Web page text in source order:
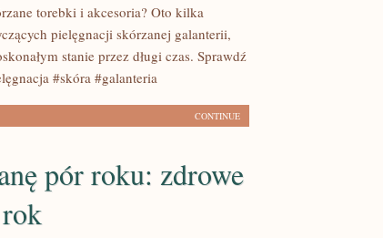
torebki i akcesoria? Oto kilka
pielęgnacji skórzanej galanterii,
stanie przez długi czas. Sprawdź
#skóra #galanteria
CONTINUE
pór roku: zdrowe